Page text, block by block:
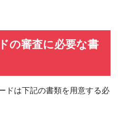
の審査に必要な書
ドは下記の書類を用意する必